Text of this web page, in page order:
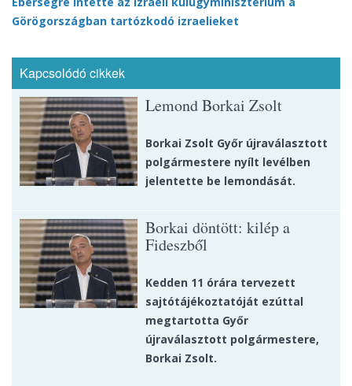
Görögországban tartózkodó izraelieket
Kapcsolódó cikkek
Lemond Borkai Zsolt
Borkai Zsolt Győr újraválasztott
polgármestere nyílt levélben
jelentette be lemondását.
Borkai döntött: kilép a
Fideszből
Kedden 11 órára tervezett
sajtótájékoztatóját ezúttal
megtartotta Győr
újraválasztott polgármestere,
Borkai Zsolt.